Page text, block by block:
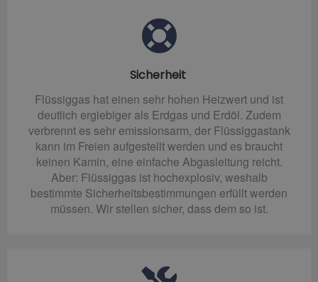
Sicherheit
Flüssiggas hat einen sehr hohen Heizwert und ist
deutlich ergiebiger als Erdgas und Erdöl. Zudem
verbrennt es sehr emissionsarm, der Flüssiggastank
kann im Freien aufgestellt werden und es braucht
keinen Kamin, eine einfache Abgasleitung reicht.
Aber: Flüssiggas ist hochexplosiv, weshalb
bestimmte Sicherheitsbestimmungen erfüllt werden
müssen. Wir stellen sicher, dass dem so ist.